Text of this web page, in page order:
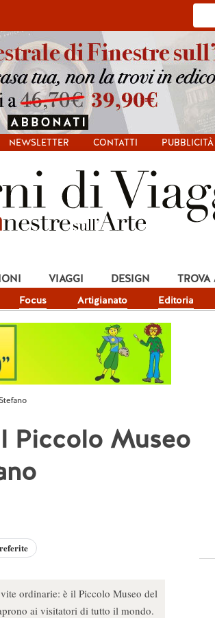
NEWSLETTER CONTATTI PUBBLICITÀ
Focus Artigianato Editoria
VIAGGI DESIGN TROVA
Piccolo Museo
ordinarie: è il Piccolo Museo del
ai visitatori di tutto il mondo.